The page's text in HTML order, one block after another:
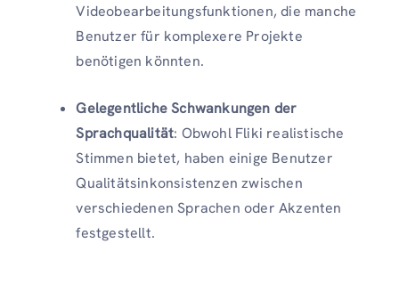
Videobearbeitungsfunktionen, die manche
Benutzer für komplexere Projekte
benötigen könnten.
Gelegentliche Schwankungen der
Sprachqualität: Obwohl Fliki realistische
Stimmen bietet, haben einige Benutzer
Qualitätsinkonsistenzen zwischen
verschiedenen Sprachen oder Akzenten
festgestellt.